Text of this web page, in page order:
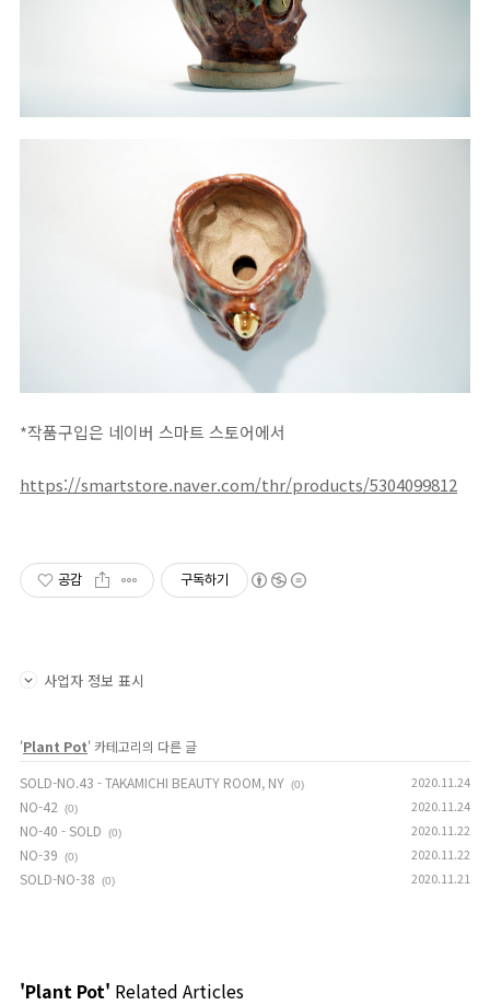
*작품구입은 네이버 스마트 스토어에서
https://smartstore.naver.com/thr/products/5304099812
공감 구독하기
사업자 정보 표시
'Plant Pot' 카테고리의 다른 글
SOLD-NO.43 - TAKAMICHI BEAUTY ROOM, NY (0) 2020.11.24
NO-42 (0) 2020.11.24
NO-40 - SOLD (0) 2020.11.22
NO-39 (0) 2020.11.22
SOLD-NO-38 (0) 2020.11.21
'Plant Pot' Related Articles